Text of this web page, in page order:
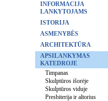
INFORMACIJA
LANKYTOJAMS
ISTORIJA
ASMENYBĖS
ARCHITEKTŪRA
APSILANKYMAS
KATEDROJE
Timpanas
Skulptūros išorėje
Skulptūros viduje
Presbiterija ir altorius